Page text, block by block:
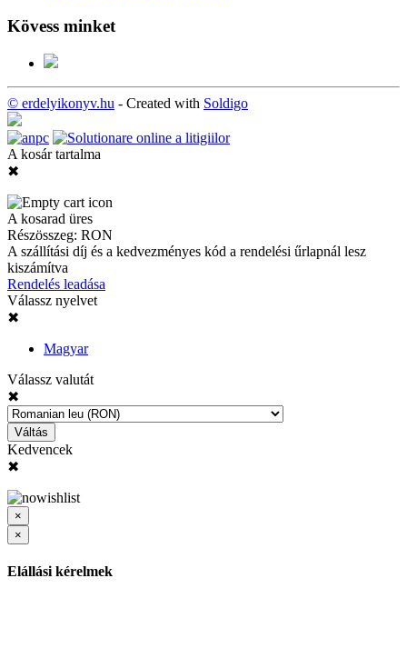
Kövess minket
© erdelyikonyv.hu - Created with Soldigo
A kosár tartalma
✖
A kosarad üres
Részösszeg: RON
A szállítási díj és a kedvezményes kód a rendelési űrlapnál lesz
kiszámítva
Rendelés leadása
Válassz nyelvet
✖
Magyar
Válassz valutát
✖
Váltás
Kedvencek
✖
×
×
Elállási kérelmek